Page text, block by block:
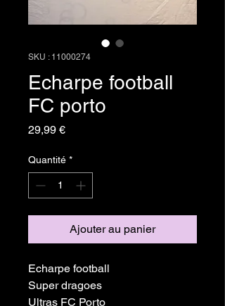
SKU : 11000274
Echarpe football
FC porto
29,99 €Prix
Quantité *
Ajouter au panier
Echarpe football
Super dragoes
Ultras FC Porto